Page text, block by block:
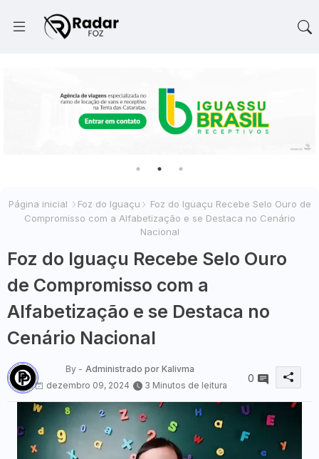
Página inicial Foz do Iguaçu
Foz do Iguaçu Recebe Selo Ouro de
Compromisso com a Alfabetização e se Destaca no Cenário
Nacional
Foz do Iguaçu Recebe Selo Ouro
de Compromisso com a
Alfabetização e se Destaca no
Cenário Nacional
By - Administrado por Kalivma
dezembro 09, 2024
3 Minutos de leitura
0